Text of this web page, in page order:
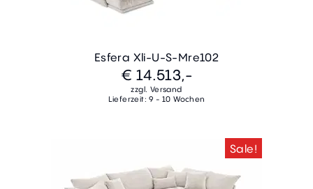
Esfera Xli-U-S-Mre102
€ 14.513,-
zzgl. Versand
Lieferzeit: 9 - 10 Wochen
Sale!